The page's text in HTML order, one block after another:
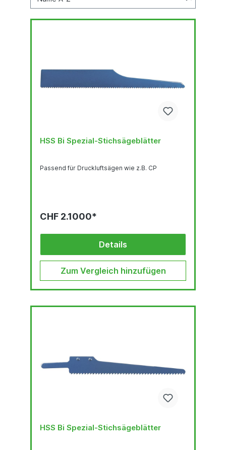
HSS Bi Spezial-Stichsägeblätter
Passend für Druckluftsägen wie z.B. CP
CHF 2.1000*
Details
Zum Vergleich hinzufügen
HSS Bi Spezial-Stichsägeblätter